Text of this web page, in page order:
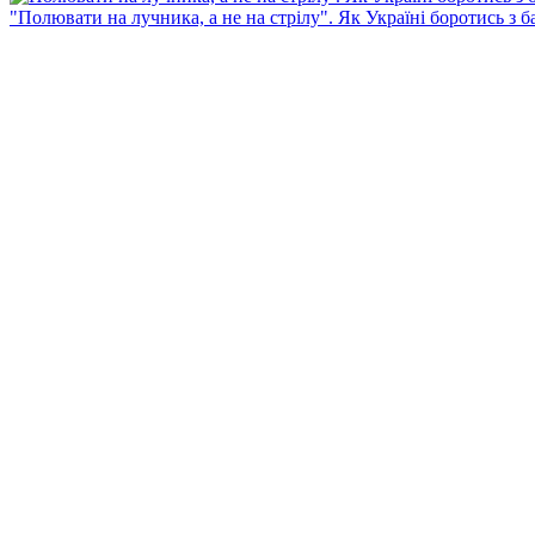
"Полювати на лучника, а не на стрілу". Як Україні боротись з